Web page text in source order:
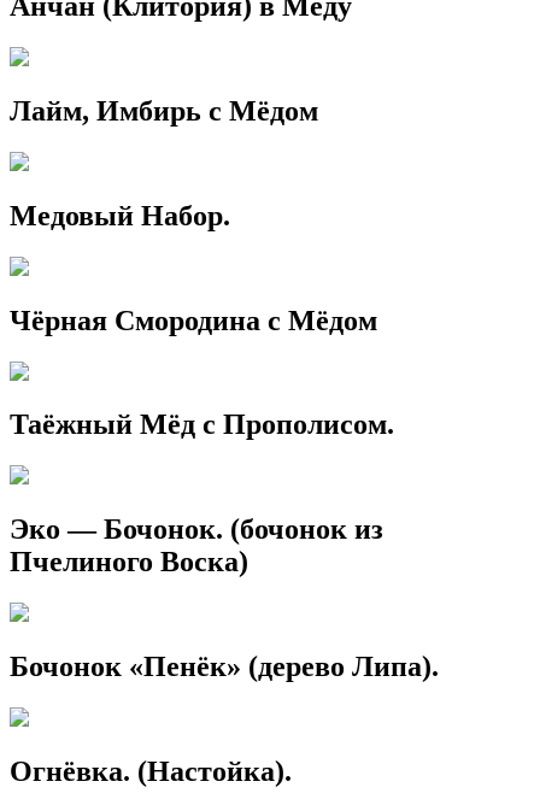
Анчан (Клитория) в Меду
Лайм, Имбирь с Мёдом
Медовый Набор.
Чёрная Смородина с Мёдом
Таёжный Мёд с Прополисом.
Эко — Бочонок. (бочонок из
Пчелиного Воска)
Бочонок «Пенёк» (дерево Липа).
Огнёвка. (Настойка).